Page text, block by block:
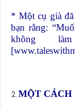
* Một cụ già
bạn rằng:
không
MỘT CÁCH